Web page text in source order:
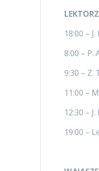
18:00 –
8:00 – P.
9:30 – Z.
11:00 –
12:30 –
19:00 –